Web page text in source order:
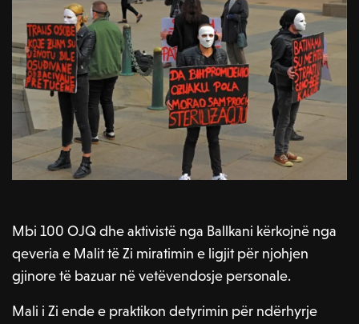
Mbi 100 OJQ dhe aktivistë nga Ballkani kërkojnë nga
qeveria e Malit të Zi miratimin e ligjit për njohjen
gjinore të bazuar në vetëvendosje personale.
Mali i Zi ende e praktikon detyrimin për ndërhyrje